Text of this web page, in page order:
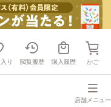
り 閲覧履歴 購入履歴 かご
店舗メニュー